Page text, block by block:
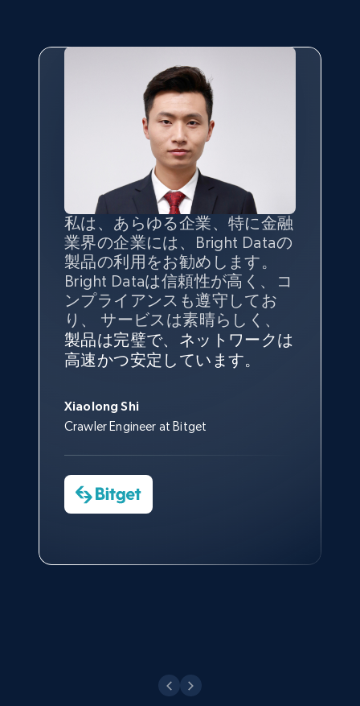
870+ 無料トライアル
URL, Post id, Description, Create time, Digg
count, Share count, Collect count, Comment
count, and more.
6.7K+ 905+ 無料トライアル
TikTok - Posts - Input specific profile URL to
get posts published by it
count, Share count, Collect count, Comment
count, and more.
TikTok - Posts - Search posts by specific
keyword or hashtag
私は、あらゆる企業、特に金融
業界の企業には、Bright Dataの
製品の利用をお勧めします。
Bright Dataは信頼性が高く、コ
ンプライアンスも遵守してお
り、 サービスは素晴らしく、
製品は完璧で、ネットワークは
高速かつ安定しています。
Xiaolong Shi
Crawler Engineer at Bitget
インターネットから公開ウェブ
データを収集する機能なしで
は、ブランドがすべての媒体に
向けて紹介されたこと、またそ
の展開先を知りえることはでき
トなしでは急成長を遂げること
はできなかったでしょう。
Data Science Specialist
インターネットから公開ウェブ
データを収集する機能なしで
は、ブランドがすべての媒体に
向けて紹介されたこと、またそ
の展開先を知りえることはでき
ず、また、Bright Dataのサポー
トなしでは急成長を遂げること
はできなかったでしょう。
Sarah Melville
Media Director at YouGov Sport
私の経験から言えば、Bright
Dataのサービスは極めて貴重な
ものでした。Bright Dataのおか
げで、当社のニーズを満たすの
に十分な公開ウェブデータを収
サポートおよび開発スタッフの
おかげで、多くのプロセスを最
Charmagne Cruz
Head of Reporting & Analytics, Business
データの 質 と量を最大限に確
保することが最も重要であり、
そこでBright Dataとtgndataの
組み合わせが威力を発揮しま
す。
George Koutsoudopoulos
CEO at tgndata
今すぐ観る
信頼性に非常に感銘を受けてお
り、Bright Dataには全体的に大
変満足しています。アカウント
マネージャーとは定期的な連絡
ルートがあり、非常に協力的で
Yorgos Panzaris
CTO at Convert Group
Bright Dataとの提携には大変満
足しております。全てが順調
で、ネットワークは非常に 安定
しており、 カスタマーサービス
にも満足しています。 サポート
す。
Cheddi Rai
CEO at AdRetreaver